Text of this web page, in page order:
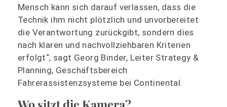
Mensch kann sich darauf verlassen, dass die
Technik ihm nicht plötzlich und unvorbereitet
die Verantwortung zurückgibt, sondern dies
nach klaren und nachvollziehbaren Kriterien
erfolgt“, sagt Georg Binder, Leiter Strategy &
Planning, Geschäftsbereich
Fahrerassistenzsysteme bei Continental.